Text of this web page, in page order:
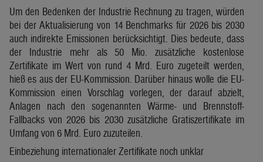
Um den Bedenken der Industrie Rechnung zu tragen, würden
bei der Aktualisierung von 14 Benchmarks für 2026 bis 2030
auch indirekte Emissionen berücksichtigt. Dies bedeute, dass
der Industrie mehr als 50 Mio. zusätzliche kostenlose
Zertifikate im Wert von rund 4 Mrd. Euro zugeteilt werden,
hieß es aus der EU-Kommission. Darüber hinaus wolle die EU-
Kommission einen Vorschlag vorlegen, der darauf abzielt,
Anlagen nach den sogenannten Wärme- und Brennstoff-
Fallbacks von 2026 bis 2030 zusätzliche Gratiszertifikate im
Umfang von 6 Mrd. Euro zuzuteilen.
Einbeziehung internationaler Zertifikate noch unklar